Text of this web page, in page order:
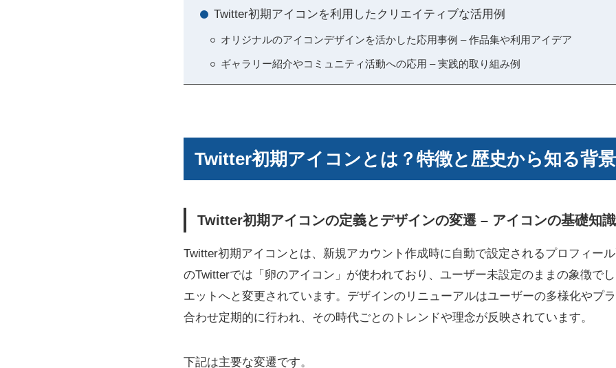
Twitter初期アイコンを利用したクリエイティブな活用例
オリジナルのアイコンデザインを活かした応用事例 – 作品集や利用アイデア
ギャラリー紹介やコミュニティ活動への応用 – 実践的取り組み例
Twitter初期アイコンとは？特徴と歴史から知る背景
Twitter初期アイコンの定義とデザインの変遷 – アイコンの基礎知
Twitter初期アイコンとは、新規アカウント作成時に自動で設定されるプロフィー
のTwitterでは「卵のアイコン」が使われており、ユーザー未設定のままの象徴で
エットへと変更されています。デザインのリニューアルはユーザーの多様化やプ
合わせ定期的に行われ、その時代ごとのトレンドや理念が反映されています。
下記は主要な変遷です。